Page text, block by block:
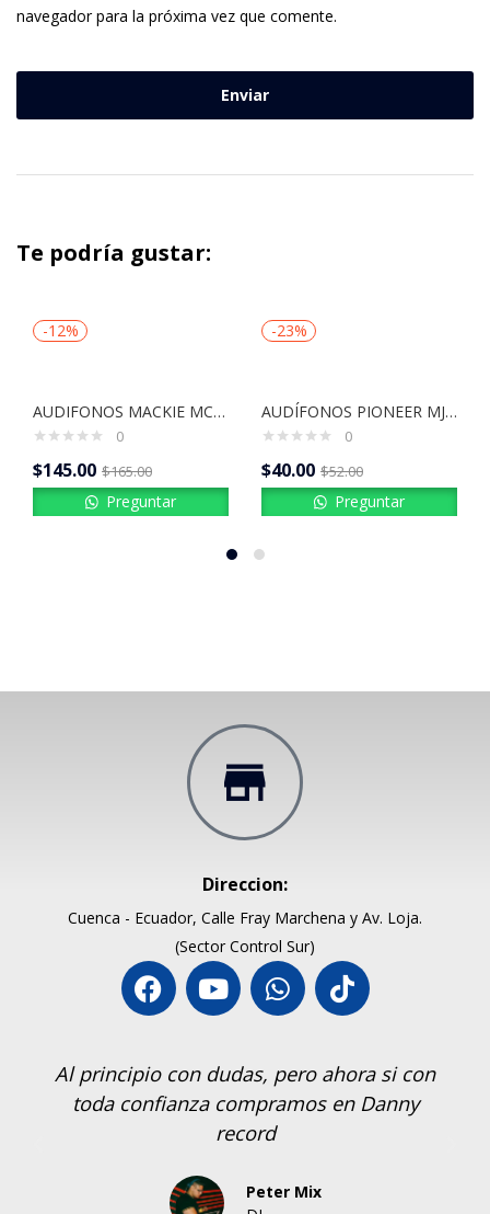
navegador para la próxima vez que comente.
Te podría gustar:
-12%
AUDIFONOS MACKIE MC-150
0
$145.00 $165.00
Preguntar
-23%
AUDÍFONOS PIONEER MJ512
0
$40.00 $52.00
Preguntar
Direccion:
Cuenca - Ecuador, Calle Fray Marchena y Av. Loja.
(Sector Control Sur)
pero ahora si con
compramos en Danny
Si recomiento
los equipos me